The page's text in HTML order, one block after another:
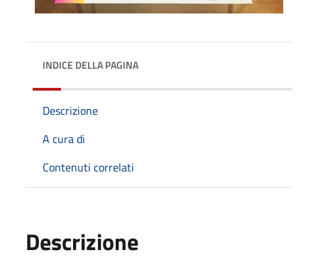
INDICE DELLA PAGINA
Descrizione
A cura di
Contenuti correlati
Descrizione